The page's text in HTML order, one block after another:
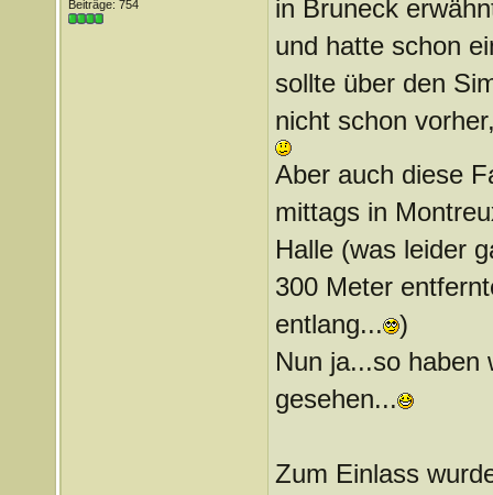
Beiträge: 754
in Bruneck
und hatte schon
sollte über den
nicht schon
Aber auch diese
mittags in
Halle (was leider
300 Meter
entlang...
)
Nun ja...so haben
gesehen...
Zum Einlass